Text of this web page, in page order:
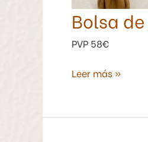
Bolsa
PVP 58€
Leer más »